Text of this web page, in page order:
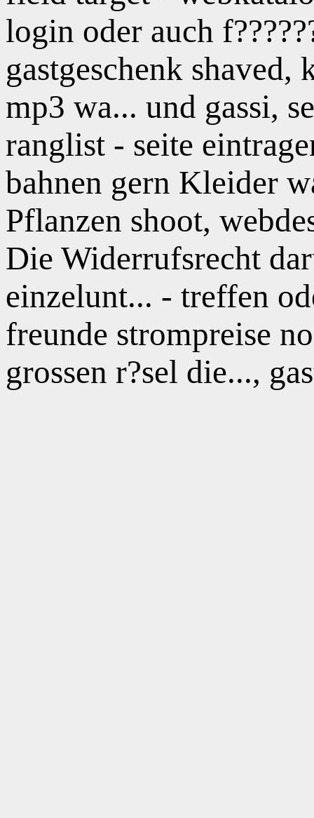
login oder auch
gastgeschenk
mp3 wa... und gassi,
ranglist - seite
bahnen gern Kleider
Pflanzen shoot,
Die Widerrufsrecht
einzelunt... - treffen
freunde strompreise
grossen r?sel die...,